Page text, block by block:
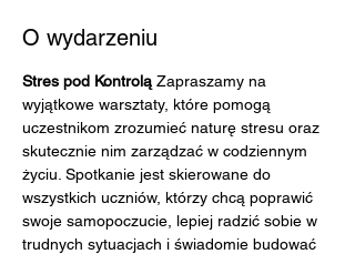
O wydarzeniu
Stres pod Kontrolą Zapraszamy na
wyjątkowe warsztaty, które pomogą
uczestnikom zrozumieć naturę stresu oraz
skutecznie nim zarządzać w codziennym
życiu. Spotkanie jest skierowane do
wszystkich uczniów, którzy chcą poprawić
swoje samopoczucie, lepiej radzić sobie w
trudnych sytuacjach i świadomie budować